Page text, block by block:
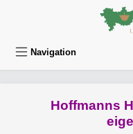
Zum Hauptinhalt springen
Navigation
Hoffmanns